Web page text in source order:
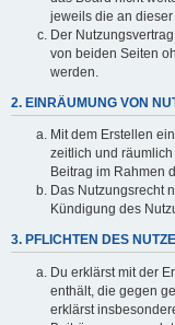
jeweils die an
Der
von beiden Seiten
werden.
2. EINRÄUMUNG VON
Mit dem Erstellen
zeitlich und
Beitrag im Rahmen
Das Nutzungsrecht
Kündigung des
3. PFLICHTEN DES
Du erklärst mit der
enthält, die gegen
erklärst